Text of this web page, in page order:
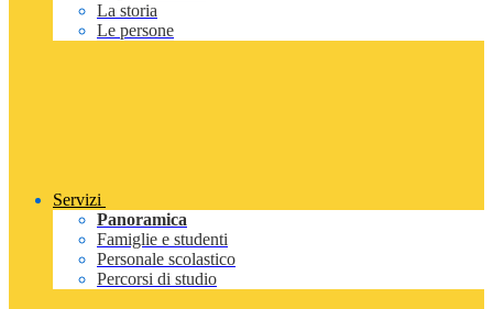
La storia
Le persone
Servizi
Panoramica
Famiglie e studenti
Personale scolastico
Percorsi di studio